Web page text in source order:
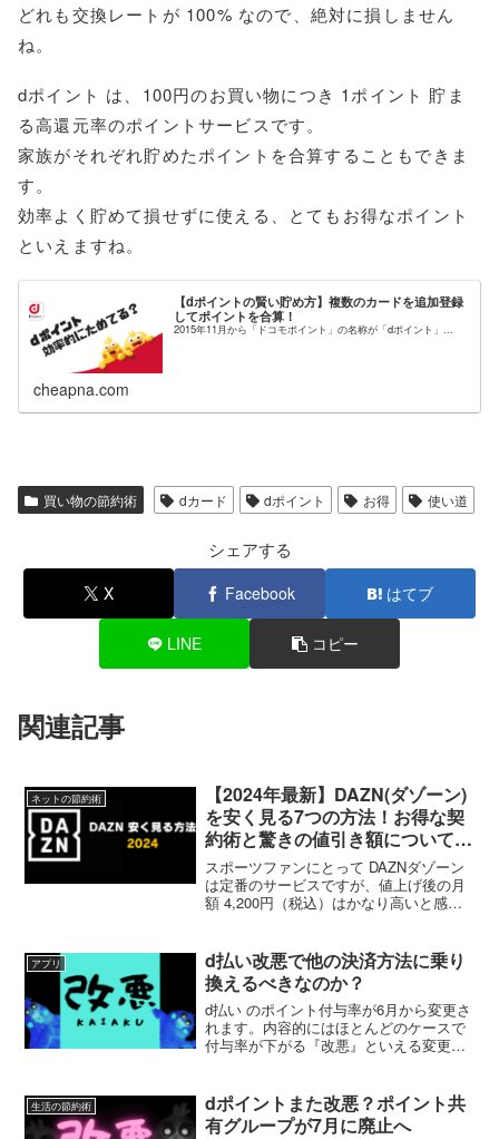
どれも交換レートが 100% なので、絶対に損しません
ね。
dポイント は、100円のお買い物につき 1ポイント 貯ま
る高還元率のポイントサービスです。
家族がそれぞれ貯めたポイントを合算することもできま
す。
効率よく貯めて損せずに使える、とてもお得なポイント
といえますね。
【dポイントの賢い貯め方】複数のカードを追加登録
してポイントを合算！
2015年11月から「ドコモポイント」の名称が「dポイント」...
cheapna.com
買い物の節約術 dカード dポイント お得 使い道
シェアする
X Facebook はてブ
LINE コピー
関連記事
ネットの節約術
【2024年最新】DAZN(ダゾーン)
を安く見る7つの方法！お得な契
約術と驚きの値引き額について解
説
スポーツファンにとって DAZNダゾーン
は定番のサービスですが、値上げ後の月
額 4,200円（税込）はかなり高いと感じ
かあるのです。この記事では、DAZN を
最大...
アプリ
d払い改悪で他の決済方法に乗り
換えるべきなのか？
d払い のポイント付与率が6月から変更さ
れます。内容的にはほとんどのケースで
付与率が下がる『改悪』といえる変更で
マホ決済サービス（PayPayなど）に乗り
換えるべき...
生活の節約術
dポイントまた改悪？ポイント共
有グループが7月に廃止へ